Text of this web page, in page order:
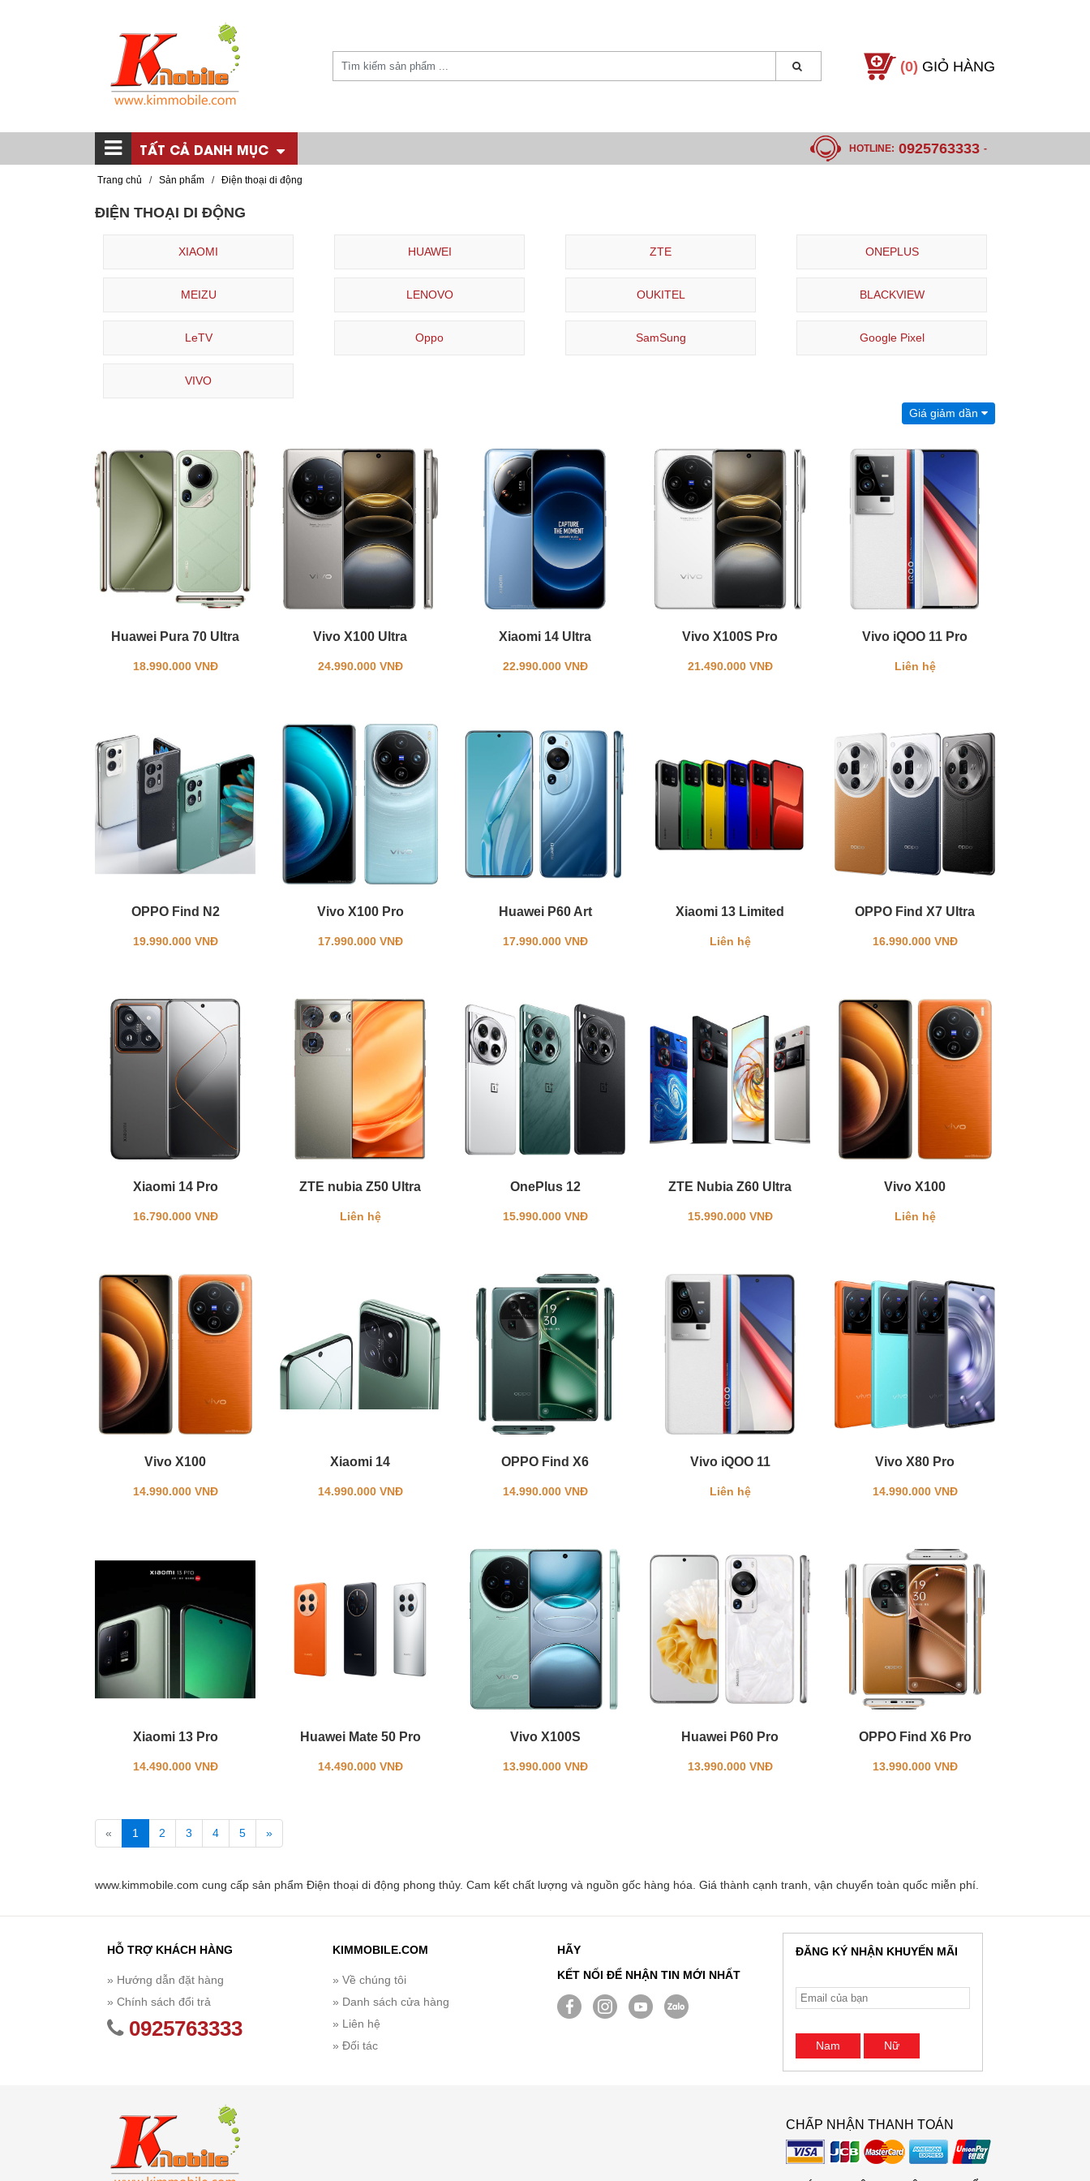
(0) GIỎ HÀNG
TẤT CẢ DANH MỤC HOTLINE: 0925763333 -
Trang chủ / Sản phẩm / Điện thoại di động
ĐIỆN THOẠI DI ĐỘNG
XIAOMI HUAWEI ZTE ONEPLUS
MEIZU LENOVO OUKITEL BLACKVIEW
LeTV Oppo SamSung Google Pixel
VIVO
Giá giảm dần
Huawei Pura 70 Ultra
18.990.000 VNĐ
Vivo X100 Ultra
24.990.000 VNĐ
Xiaomi 14 Ultra
22.990.000 VNĐ
Vivo X100S Pro
21.490.000 VNĐ
Vivo iQOO 11 Pro
Liên hệ
OPPO Find N2
19.990.000 VNĐ
Vivo X100 Pro
17.990.000 VNĐ
Huawei P60 Art
17.990.000 VNĐ
Xiaomi 13 Limited
Liên hệ
OPPO Find X7 Ultra
16.990.000 VNĐ
Xiaomi 14 Pro
16.790.000 VNĐ
ZTE nubia Z50 Ultra
Liên hệ
OnePlus 12
15.990.000 VNĐ
ZTE Nubia Z60 Ultra
15.990.000 VNĐ
Vivo X100
Liên hệ
Vivo X100
14.990.000 VNĐ
Xiaomi 14
14.990.000 VNĐ
OPPO Find X6
14.990.000 VNĐ
Vivo iQOO 11
Liên hệ
Vivo X80 Pro
14.990.000 VNĐ
Xiaomi 13 Pro
14.490.000 VNĐ
Huawei Mate 50 Pro
14.490.000 VNĐ
Vivo X100S
13.990.000 VNĐ
Huawei P60 Pro
13.990.000 VNĐ
OPPO Find X6 Pro
13.990.000 VNĐ
« 1 2 3 4 5 »
www.kimmobile.com cung cấp sản phẩm Điện thoại di động phong thủy. Cam kết chất lượng và nguồn gốc hàng hóa. Giá thành cạnh tranh, vận chuyển toàn quốc miễn phí.
HỖ TRỢ KHÁCH HÀNG
» Hướng dẫn đặt hàng
» Chính sách đổi trả
0925763333
KIMMOBILE.COM
» Về chúng tôi
» Danh sách cửa hàng
» Liên hệ
» Đối tác
HÃY
KẾT NỐI ĐỂ NHẬN TIN MỚI NHẤT
ĐĂNG KÝ NHẬN KHUYẾN MÃI
Nam Nữ
CHẤP NHẬN THANH TOÁN